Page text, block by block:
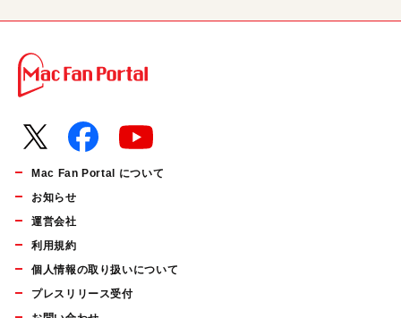
Mac Fan Portal について
お知らせ
運営会社
利用規約
個人情報の取り扱いについて
プレスリリース受付